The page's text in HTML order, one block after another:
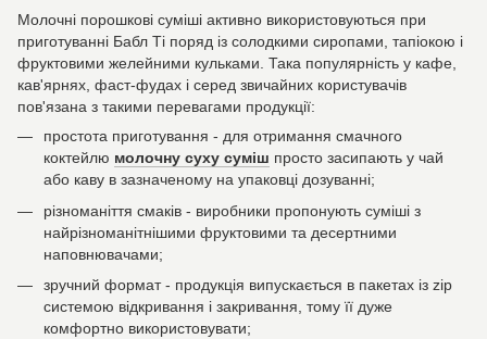
Молочні порошкові суміші активно використовуються при
приготуванні Бабл Ті поряд із солодкими сиропами, тапіокою і
фруктовими желейними кульками. Така популярність у кафе,
кав'ярнях, фаст-фудах і серед звичайних користувачів
пов'язана з такими перевагами продукції:
простота приготування - для отримання смачного
коктейлю молочну суху суміш просто засипають у чай
або каву в зазначеному на упаковці дозуванні;
різноманіття смаків - виробники пропонують суміші з
найрізноманітнішими фруктовими та десертними
наповнювачами;
зручний формат - продукція випускається в пакетах із zip
системою відкривання і закривання, тому її дуже
комфортно використовувати;